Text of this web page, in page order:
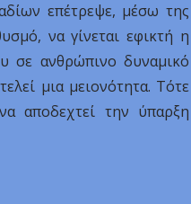
επέτρεψε, μέσω της
να γίνεται εφικτή η
σε ανθρώπινο δυναμικό
μια μειονότητα. Τότε
αποδεχτεί την ύπαρξη